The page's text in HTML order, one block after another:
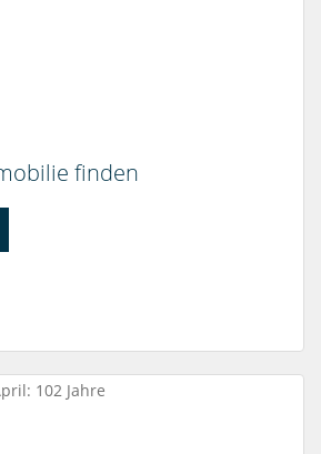
finden